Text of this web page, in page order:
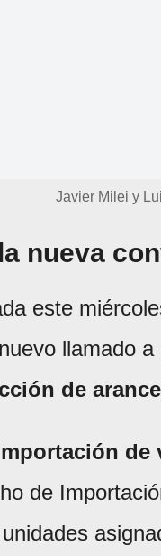
Javier Milei y
nueva
este
llamado
de
de
de